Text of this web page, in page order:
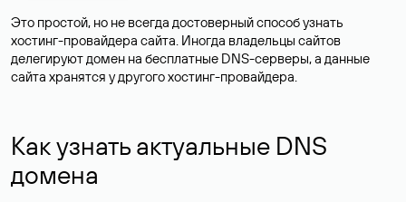
Это простой, но не всегда достоверный способ узнать
хостинг-провайдера сайта. Иногда владельцы сайтов
делегируют домен на бесплатные DNS-серверы, а данные
сайта хранятся у другого хостинг-провайдера.
Как узнать актуальные DNS
домена